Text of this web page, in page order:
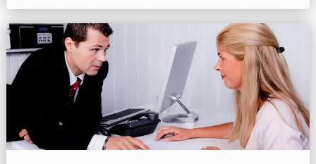
Божественный п...